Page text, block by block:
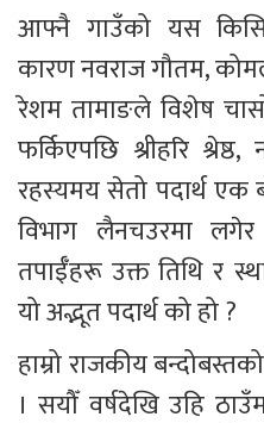
आफ्नै गाउँको यस
कारण नवराज गौतम,
रेशम तामाङले विशेष
फर्किएपछि श्रीहरि
रहस्यमय सेतो पदार्थ एक
विभाग लैनचउरमा
तपाईँहरू उक्त तिथि र
यो अद्भूत पदार्थ को हो ?
हाम्रो राजकीय
। सयौँ वर्षदेखि उहि